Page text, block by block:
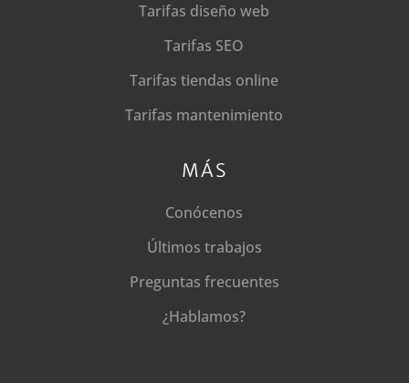
Tarifas diseño web
Tarifas SEO
Tarifas tiendas online
Tarifas mantenimiento
MÁS
Conócenos
Últimos trabajos
Preguntas frecuentes
¿Hablamos?